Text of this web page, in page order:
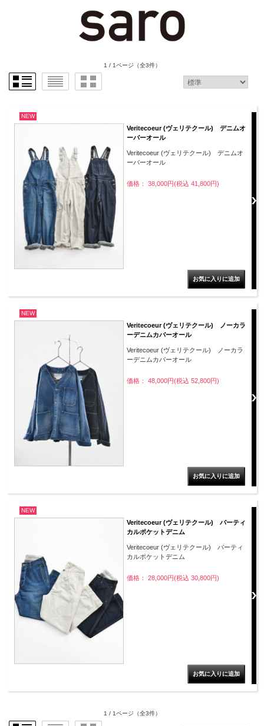
1 / 1ページ （全3件）
NEW
Veritecoeur (ヴェリテクール) デニムオ
ーバーオール
Veritecoeur (ヴェリテクール) デニムオ
ーバーオール
価格： 38,000円(税込 41,800円)
NEW
Veritecoeur (ヴェリテクール) ノーカラ
ーデニムカバーオール
Veritecoeur (ヴェリテクール) ノーカラ
ーデニムカバーオール
価格： 48,000円(税込 52,800円)
NEW
Veritecoeur (ヴェリテクール) バーティ
カルポケットデニム
Veritecoeur (ヴェリテクール) バーティ
カルポケットデニム
価格： 28,000円(税込 30,800円)
1 / 1ページ （全3件）